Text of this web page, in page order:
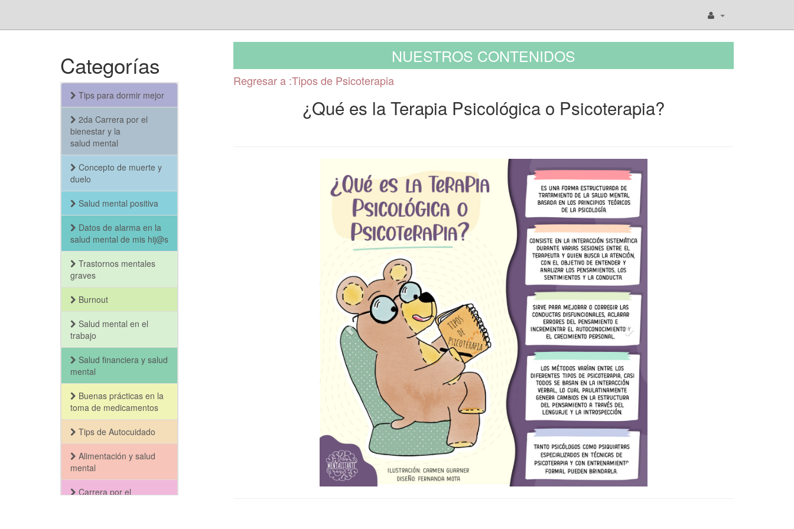
Categorías
Tips para dormir mejor
2da Carrera por el
bienestar y la
salud mental
Concepto de muerte y
duelo
Salud mental positiva
Datos de alarma en la
salud mental de mis hij@s
Trastornos mentales
graves
Burnout
Salud mental en el
trabajo
Salud financiera y salud
mental
Buenas prácticas en la
toma de medicamentos
Tips de Autocuidado
Alimentación y salud
mental
Carrera por el
NUESTROS CONTENIDOS
Regresar a :Tipos de Psicoterapia
¿Qué es la Terapia Psicológica o Psicoterapia?